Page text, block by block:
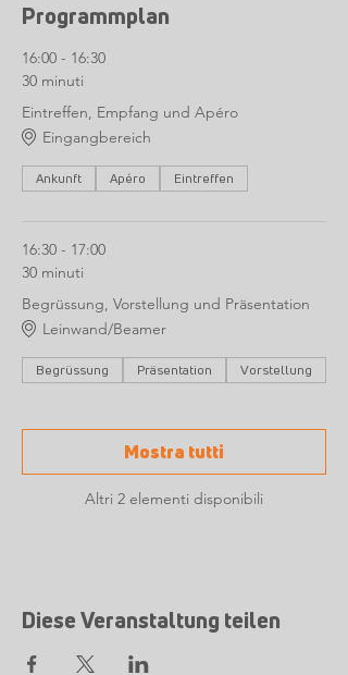
Programmplan
16:00 - 16:30
30 minuti
Eintreffen, Empfang und Apéro
Eingangbereich
Ankunft Apéro Eintreffen
16:30 - 17:00
30 minuti
Begrüssung, Vorstellung und Präsentation
Leinwand/Beamer
Begrüssung Präsentation Vorstellung
Altri 2 elementi disponibili
Mostra tutti
Diese Veranstaltung teilen